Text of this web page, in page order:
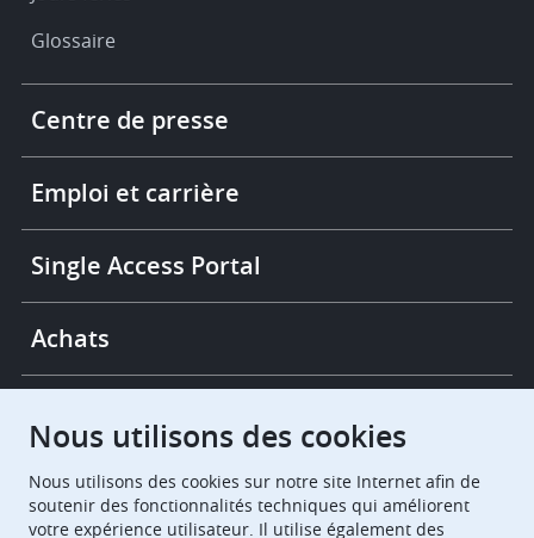
Glossaire
More
links
Centre de presse
Emploi et carrière
Single Access Portal
Achats
European Patent Office EPO Jobs
Nous utilisons des cookies
Nous utilisons des cookies sur notre site Internet afin de
soutenir des fonctionnalités techniques qui améliorent
votre expérience utilisateur. Il utilise également des